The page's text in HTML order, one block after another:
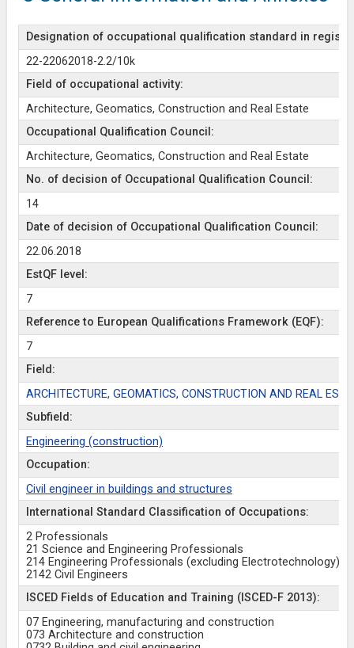
Designation of occupational qualification standard in
22-22062018-2.2/10k
Field of occupational activity:
Architecture, Geomatics, Construction and Real Estate
Occupational Qualification Council:
Architecture, Geomatics, Construction and Real Estate
No. of decision of Occupational Qualification Council:
14
Date of decision of Occupational Qualification Council:
22.06.2018
EstQF level:
7
Reference to European Qualifications Framework (EQF):
7
Field:
ARCHITECTURE, GEOMATICS, CONSTRUCTION AND REAL
Subfield:
Engineering (construction)
Occupation:
Civil engineer in buildings and structures
International Standard Classification of Occupations:
2 Professionals
21 Science and Engineering Professionals
214 Engineering Professionals (excluding Electrotechnology)
2142 Civil Engineers
ISCED Fields of Education and Training (ISCED-F 2013):
07 Engineering, manufacturing and construction
073 Architecture and construction